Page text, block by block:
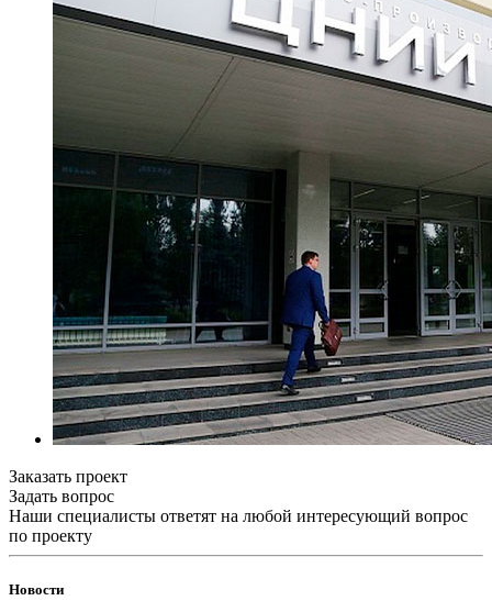
Заказать проект
Задать вопрос
Наши специалисты ответят на любой интересующий вопрос
по проекту
Новости